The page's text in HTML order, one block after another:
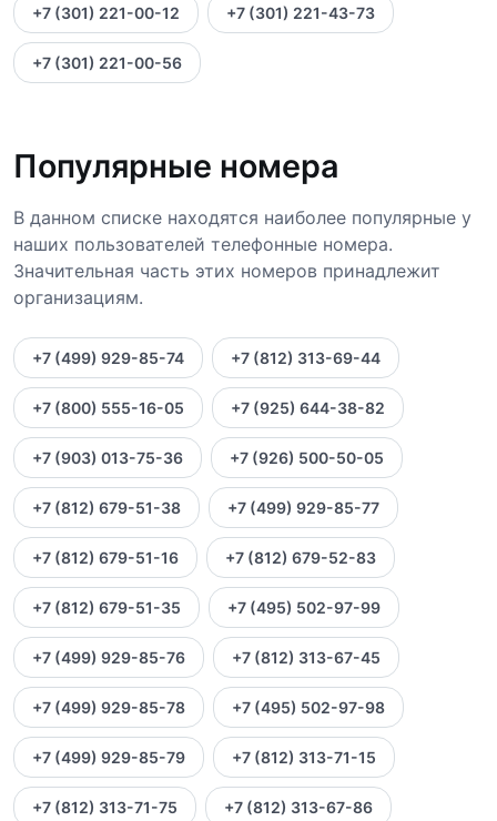
+7 (301) 221-00-12 +7 (301) 221-43-73
+7 (301) 221-00-56
Популярные номера
В данном списке находятся наиболее популярные у
наших пользователей телефонные номера.
Значительная часть этих номеров принадлежит
организациям.
+7 (499) 929-85-74 +7 (812) 313-69-44
+7 (800) 555-16-05 +7 (925) 644-38-82
+7 (903) 013-75-36 +7 (926) 500-50-05
+7 (812) 679-51-38 +7 (499) 929-85-77
+7 (812) 679-51-16 +7 (812) 679-52-83
+7 (812) 679-51-35 +7 (495) 502-97-99
+7 (499) 929-85-76 +7 (812) 313-67-45
+7 (499) 929-85-78 +7 (495) 502-97-98
+7 (499) 929-85-79 +7 (812) 313-71-15
+7 (812) 313-71-75 +7 (812) 313-67-86